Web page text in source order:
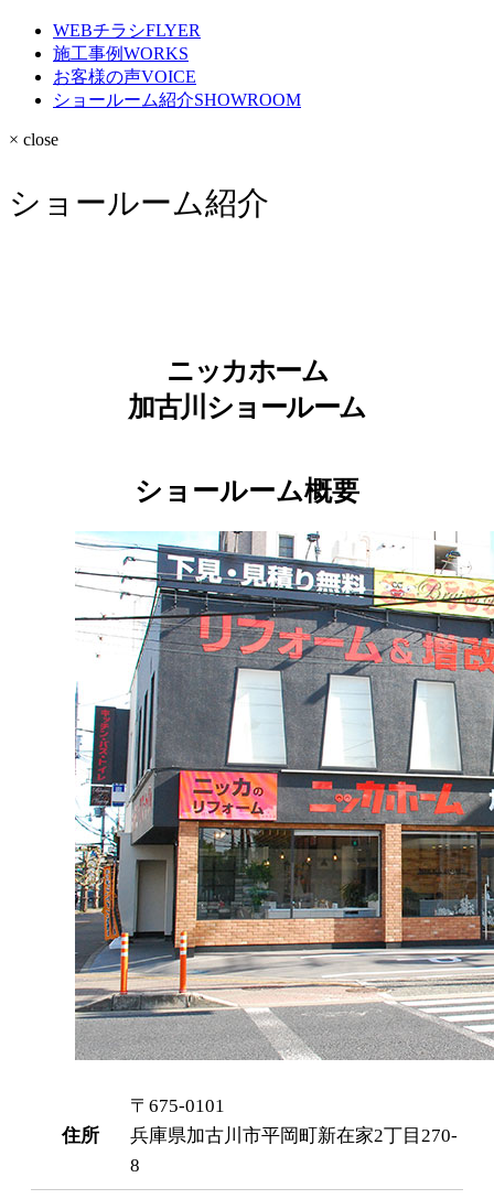
WEBチラシFLYER
施工事例WORKS
お客様の声VOICE
ショールーム紹介SHOWROOM
× close
ショールーム紹介
ニッカホーム
加古川ショールーム
ショールーム概要
住所
〒675-0101
兵庫県加古川市平岡町新在家2丁目270-
8